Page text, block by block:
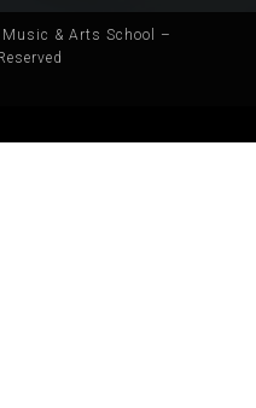
& Arts School –